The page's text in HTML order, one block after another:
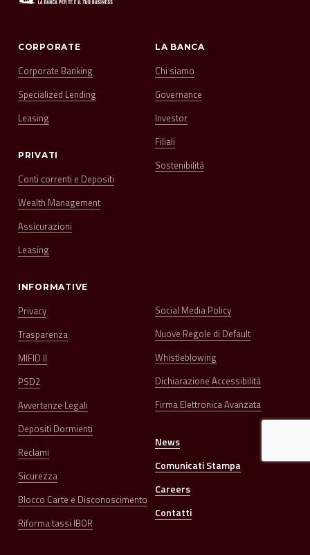
CORPORATE
Corporate Banking
Specialized Lending
Leasing
PRIVATI
Conti correnti e Depositi
Wealth Management
Assicurazioni
Leasing
LA BANCA
Chi siamo
Governance
Investor
Filiali
Sostenibilità
INFORMATIVE
Privacy
Trasparenza
MIFID II
PSD2
Avvertenze Legali
Depositi Dormienti
Reclami
Sicurezza
Blocco Carte e Disconoscimento
Riforma tassi IBOR
Social Media Policy
Nuove Regole di Default
Whistleblowing
Dichiarazione Accessibilità
Firma Elettronica Avanzata
News
Comunicati Stampa
Careers
Contatti